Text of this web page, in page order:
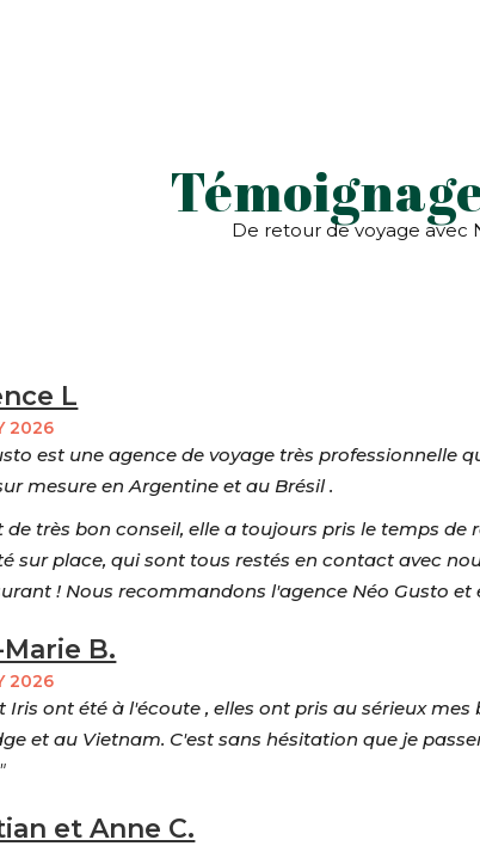
De retour de voyage avec
L
2026
est une agence de voyage très
mesure en Argentine et au Brésil .
de très bon conseil, elle a toujours pris le temps
sur place, qui sont tous restés en contact avec
! Nous recommandons l'agence Néo Gusto et
B.
2026
Iris ont été à l'écoute , elles ont pris au sérieux
et au Vietnam. C'est sans hésitation que je
"
et Anne C.